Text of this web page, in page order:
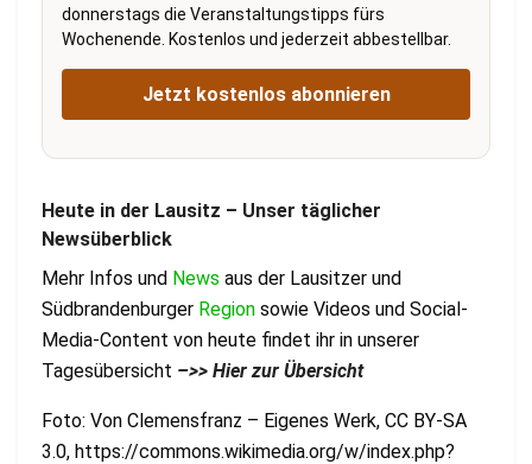
donnerstags die Veranstaltungstipps fürs
Wochenende. Kostenlos und jederzeit abbestellbar.
Jetzt kostenlos abonnieren
Heute in der Lausitz – Unser täglicher
Newsüberblick
Mehr Infos und News aus der Lausitzer und
Südbrandenburger Region sowie Videos und Social-
Media-Content von heute findet ihr in unserer
Tagesübersicht –>> Hier zur Übersicht
Foto: Von Clemensfranz – Eigenes Werk, CC BY-SA
3.0, https://commons.wikimedia.org/w/index.php?